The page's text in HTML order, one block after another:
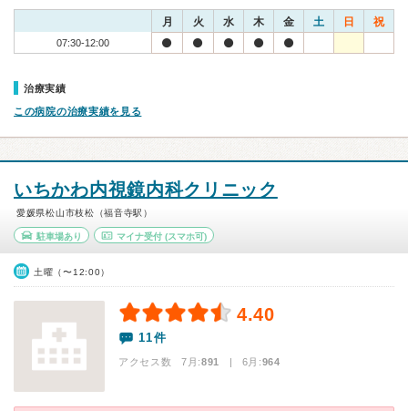
月 火 水 木 金 土 日 祝
07:30-12:00
治療実績
この病院の治療実績を見る
いちかわ内視鏡内科クリニック
愛媛県松山市枝松（福音寺駅）
駐車場あり マイナ受付(スマホ可)
土曜（〜12:00）
4.40
11件
アクセス数 7月:891 | 6月:964